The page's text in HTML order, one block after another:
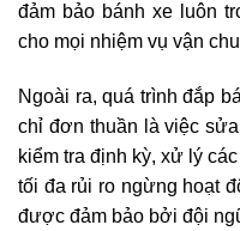
đảm bảo bánh xe luôn
cho mọi nhiệm vụ vận
Ngoài ra, quá trình đắp
chỉ đơn thuần là việc
kiểm tra định kỳ, xử lý
tối đa rủi ro ngừng hoạt
được đảm bảo bởi đội